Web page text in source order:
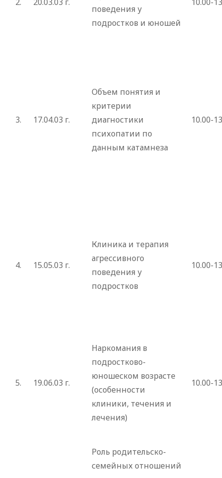
поведения у
подростков и юношей
3. 17.04.03 г.
Объем понятия и
критерии
диагностики
психопатии по
данным катамнеза
10.00-
4. 15.05.03 г.
Клиника и терапия
агрессивного
поведения у
подростков
10.00-
5. 19.06.03 г.
Наркомания в
подростково-
юношеском возрасте
(особенности
клиники, течения и
лечения)
10.00-
Роль родительско-
семейных отношений